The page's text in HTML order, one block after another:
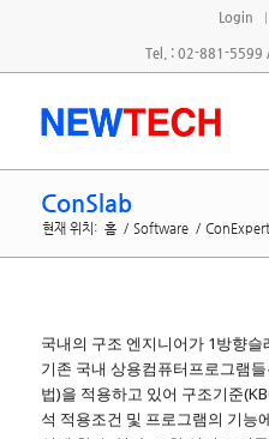
Login
Tel. : 02-881-5599
ConSlab
현재 위치: 홈 / Software / ConExpert
국내의 구조 엔지니어가 1방향
기존 국내 상용컴퓨터프로그램
법)을 적용하고 있어 구조기준
석 적용조건 및 프로그램의 기능